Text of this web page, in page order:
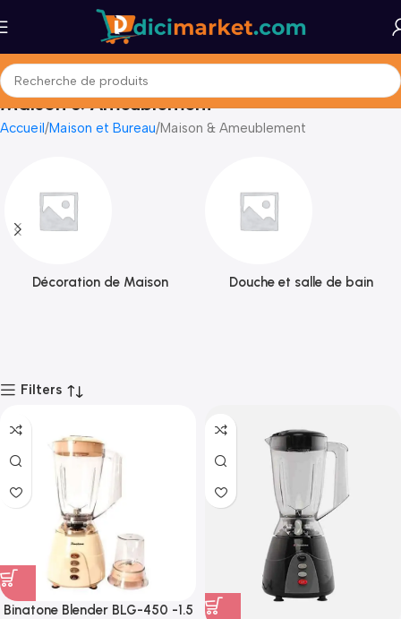
Maison & Ameublement
Accueil Maison et Bureau Maison & Ameublement
Décoration de Maison Douche et salle de bain
Filters
Binatone Blender BLG-450 -1.5